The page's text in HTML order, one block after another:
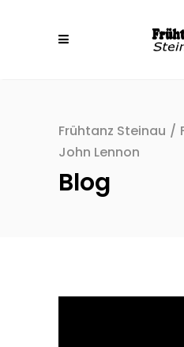
Frühtanz Steinau /
John Lennon
Blog